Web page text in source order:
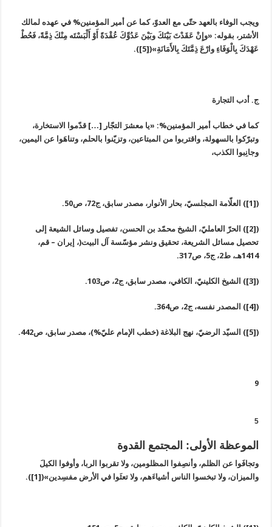
ويجب الوفاء بالعهد حتّى مع العدوّ، كما عن أمير المؤمنين% في عهده لمالك
الأشتر، بقوله: «وإِنْ عَقَدْتَ بَيْنَكَ وبَيْنَ عَدُوِّكَ عُقْدَةً أَوْ أَلْبَسْتَه مِنْكَ ذِمَّةً، فَحُطْ
عَهْدَكَ بِالْوَفَاءِ وارْعَ ذِمَّتَكَ بِالأَمَانَةِ»([5]).
ج. أدب التجارة
كما في خطاب أمير المؤمنين%: «يا معشرَ التجّار […] قدّموا الاستخارة،
وتبرّكوا بالسهولة، واقتربوا من المبتاعين، وتزيّنوا بالحلم، وتناهَوا عن اليمين،
وجانِبوا الكذب،
([1]) العلّامة المجلسيّ، بحار الأنوار، مصدر سابق، ج72، ص50.
([2]) الحرّ العامليّ، الشيخ محمّد بن الحسن، تفصيل وسائل الشيعة إلى
تحصيل مسائل الشريعة، تحقيق ونشر مؤسّسة آل البيت(، إيران – قم،
1414هـ، ط2، ج5، ص317.
([3]) الشيخ الكلينيّ، الكافي، مصدر سابق، ج2، ص103.
([4]) المصدر نفسه، ج2، ص364.
([5]) السيّد الرضيّ، نهج البلاغة (خطب الإمام عليّ%)، مصدر سابق، ص442.
9
5
الموعظة الأولى: المجتمع القدوة
وتجافَوا عن الظلم، وأنصِفوا المظلومين، ولا تقربوا الربا، وأوفوا الكيلَ
والميزان، ولا تبخسوا الناس أشياءَهم، ولا تعثَوا في الأرض مفسِدين»([1]).